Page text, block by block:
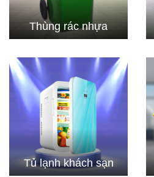
Thùng rác nhựa
Tủ lạnh khách sạn